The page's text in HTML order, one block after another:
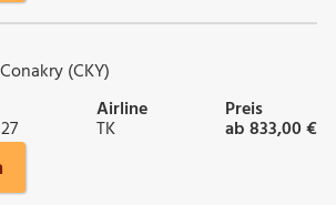
(CKY)
Airline
TK
Preis
ab 833,00 €